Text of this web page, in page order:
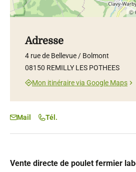
Vente directe de poulet fermier
©
Adresse
4 rue de Bellevue / Bolmont
08150 REMILLY LES POTHEES
Mon itinéraire via Google Maps
Mail Tél.